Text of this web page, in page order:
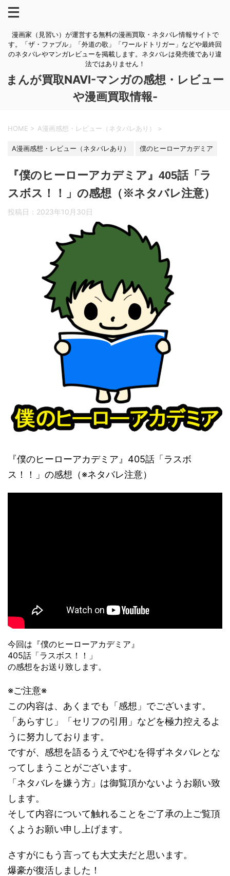
漫画家（見習い）が運営する無料の漫画買取・ネタバレ情報サイトで
す。「ザ・ファブル」「外道の歌」「ワールドトリガー」などや最終回
のネタバレやマンガレビューを掲載します。ネタバレは発売後であり違
法ではありません！
まんが買取NAVI-マンガの感想・レビュー
や漫画買取情報-
HOME > A漫画感想・レビュー（ネタバレあり） >
A漫画感想・レビュー（ネタバレあり） 僕のヒーローアカデミア
『僕のヒーローアカデミア』405話「ラ
スボス！！」の感想（※ネタバレ注意）
投稿日： 2023年10月30日
『僕のヒーローアカデミア』405話「ラスボ
ス！！」の感想（※ネタバレ注意）
今回は『僕のヒーローアカデミア』
405話「ラスボス！！」
の感想をお送り致します。
※ご注意※
この内容は、あくまでも「感想」でございます。
「あらすじ」「セリフの引用」などを極力控えるよ
うに努力しております。
ですが、感想を語るうえでやむを得ずネタバレとな
ってしまうことがございます。
「ネタバレを嫌う方」は御覧頂かないようお願い致
します。
そして内容について触れることをご了承の上ご覧頂
くようお願い申し上げます。
さすがにもう言っても大丈夫だと思います。
爆豪が復活しました！